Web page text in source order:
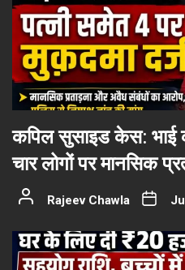
कपिल सुसाइड केस: भाई
चार लोगों पर मानसिक
Rajeev Chawla